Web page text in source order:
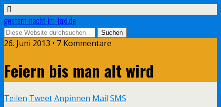
gestern-nacht-im-taxi.de
26. Juni 2013 • 7 Kommentare
Feiern bis man alt wird
Teilen TweetAnpinnen Mail SMS